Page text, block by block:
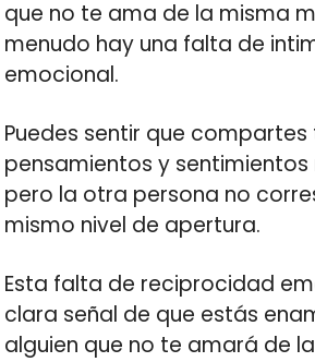
que no te ama de la misma
menudo hay una falta de
emocional.
Puedes sentir que compartes
pensamientos y
pero la otra persona no
mismo nivel de apertura.
Esta falta de reciprocidad
clara señal de que estás
alguien que no te amará de